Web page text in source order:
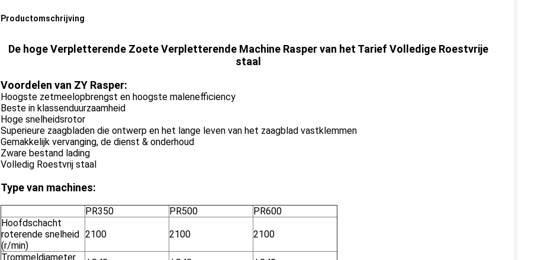
Productomschrijving
De hoge Verpletterende Zoete Verpletterende Machine Rasper van het Tarief Volledige Roestvrije
staal
Voordelen van ZY Rasper:
Hoogste zetmeelopbrengst en hoogste malenefficiency
Beste in klassenduurzaamheid
Hoge snelheidsrotor
Superieure zaagbladen die ontwerp en het lange leven van het zaagblad vastklemmen
Gemakkelijk vervanging, de dienst & onderhoud
Zware bestand lading
Volledig Roestvrij staal
Type van machines:
PR350 PR500
PR600
Hoofdschacht
roterende snelheid
(r/min)
2100 2100 2100
Trommeldiameter